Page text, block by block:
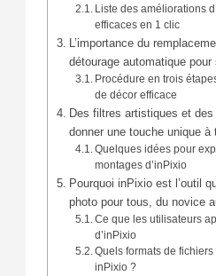
Liste des améliorations
efficaces en 1 clic
L’importance du
détourage automatique
Procédure en trois
de décor efficace
Des filtres artistiques et
donner une touche unique à
Quelques idées pour
montages d’inPixio
Pourquoi inPixio est l’outil
photo pour tous, du novice
Ce que les utilisateurs
d’inPixio
Quels formats de
inPixio ?